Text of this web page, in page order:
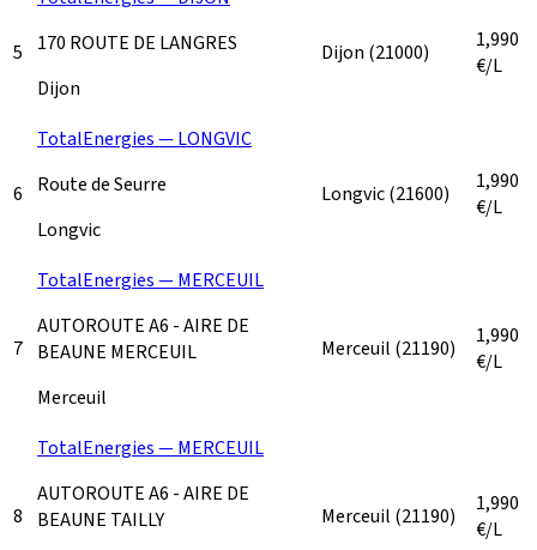
5
170 ROUTE DE LANGRES
Dijon
Dijon (21000)
1,990
€/L
6
TotalEnergies — LONGVIC
Route de Seurre
Longvic
Longvic(21600)
1,990
€/L
7
TotalEnergies — MERCEUIL
AUTOROUTE A6 - AIRE DE
BEAUNE MERCEUIL
Merceuil
Merceuil (21190)
1,990
€/L
8
TotalEnergies — MERCEUIL
AUTOROUTE A6 - AIRE DE
BEAUNE TAILLY
Merceuil (21190)
1,990
€/L